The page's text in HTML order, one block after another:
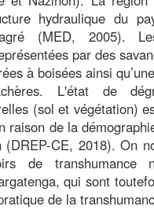
hydraulique du
(MED, 2005).
par des
à boisées ainsi
L'état de
(sol et végétation)
raison de la
(DREP-CE, 2018). On
de transhumance
qui sont
de la